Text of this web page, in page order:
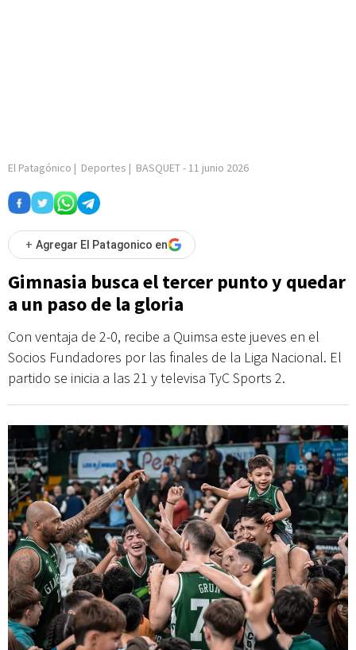
El Patagónico | Deportes | BASQUET- 11 junio 2026
+ Agregar El Patagonico en
Gimnasia busca el tercer punto y quedar
a un paso de la gloria
Con ventaja de 2-0, recibe a Quimsa este jueves en el
Socios Fundadores por las finales de la Liga Nacional. El
partido se inicia a las 21 y televisa TyC Sports 2.